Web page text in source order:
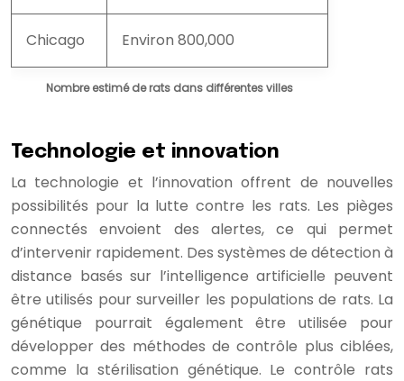
Nombre estimé de rats dans différentes villes
Chicago Environ 800,000
Technologie et innovation
La technologie et l’innovation offrent de nouvelles
possibilités pour la lutte contre les rats. Les pièges
connectés envoient des alertes, ce qui permet
d’intervenir rapidement. Des systèmes de détection à
distance basés sur l’intelligence artificielle peuvent
être utilisés pour surveiller les populations de rats. La
génétique pourrait également être utilisée pour
développer des méthodes de contrôle plus ciblées,
comme la stérilisation génétique. Le contrôle rats